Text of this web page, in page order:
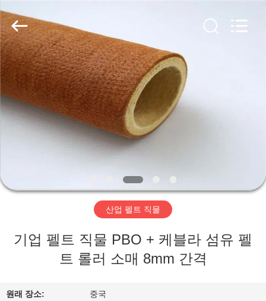
집
제
품
리
대
여
-
2026
HUATAO
LOVER
LTD.
All
Rights
Reserved.
산업 펠트 직물
기업 펠트 직물 PBO + 케블라 섬유 펠
트 롤러 소매 8mm 간격
원래 장소: 중국